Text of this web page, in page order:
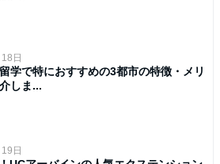
日
学で特におすすめの3都市の特徴・メリ
しま...
日